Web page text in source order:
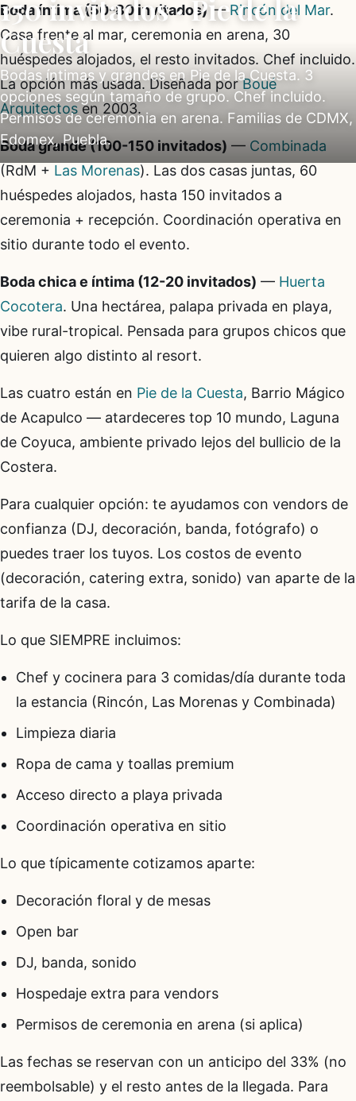
150 invitados · Pie de la
Cuesta
Bodas íntimas y grandes en Pie de la Cuesta. 3
opciones según tamaño de grupo. Chef incluido.
Permisos de ceremonia en arena. Familias de CDMX,
Edomex, Puebla.
Boda íntima (50-80 invitados)—Rincón del Mar.
Casa frente al mar, ceremonia en arena, 30
huéspedes alojados, el resto invitados. Chef incluido.
La opción más usada. Diseñada porBoué
Arquitectos en 2003.
Boda grande (100-150 invitados) — Combinada
(RdM + Las Morenas). Las dos casas juntas, 60
huéspedes alojados, hasta 150 invitados a
ceremonia + recepción. Coordinación operativa en
sitio durante todo el evento.
Boda chica e íntima (12-20 invitados) — Huerta
Cocotera. Una hectárea, palapa privada en playa,
vibe rural-tropical. Pensada para grupos chicos que
quieren algo distinto al resort.
Las cuatro están en Pie de la Cuesta, Barrio Mágico
de Acapulco — atardeceres top 10 mundo, Laguna
de Coyuca, ambiente privado lejos del bullicio de la
Costera.
Para cualquier opción: te ayudamos con vendors de
confianza (DJ, decoración, banda, fotógrafo) o
puedes traer los tuyos. Los costos de evento
(decoración, catering extra, sonido) van aparte de la
tarifa de la casa.
Lo que SIEMPRE incluimos:
Chef y cocinera para 3 comidas/día durante toda
la estancia (Rincón, Las Morenas y Combinada)
Limpieza diaria
Ropa de cama y toallas premium
Acceso directo a playa privada
Coordinación operativa en sitio
Lo que típicamente cotizamos aparte:
Decoración floral y de mesas
Open bar
DJ, banda, sonido
Hospedaje extra para vendors
Permisos de ceremonia en arena (si aplica)
Las fechas se reservan con un anticipo del 33% (no
reembolsable) y el resto antes de la llegada. Para